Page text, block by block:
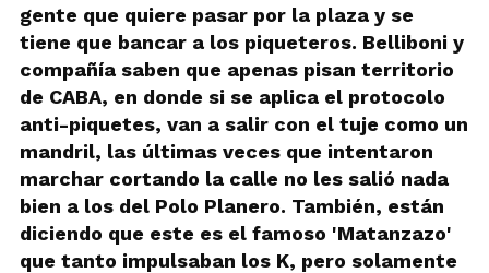
gente que quiere pasar por la plaza y se
tiene que bancar a los piqueteros. Belliboni y
compañía saben que apenas pisan territorio
de CABA, en donde si se aplica el protocolo
anti-piquetes, van a salir con el tuje como un
mandril, las últimas veces que intentaron
marchar cortando la calle no les salió nada
bien a los del Polo Planero. También, están
diciendo que este es el famoso 'Matanzazo'
que tanto impulsaban los K, pero solamente